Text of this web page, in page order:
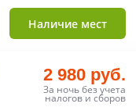
Наличие мест
2 980 руб.
За ночь без учета
налогов и сборов